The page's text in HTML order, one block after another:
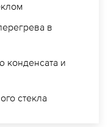
в
конденсата и
стекла